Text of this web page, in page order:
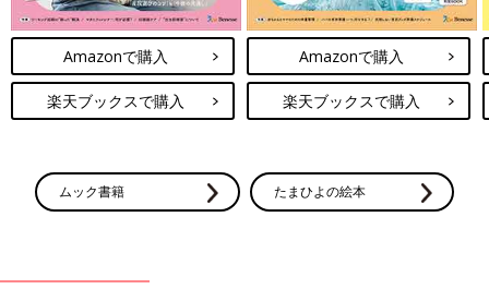
Amazonで購入
楽天ブックスで購入
Amazonで購入
楽天ブックスで購入
ムック書籍 たまひよの絵本